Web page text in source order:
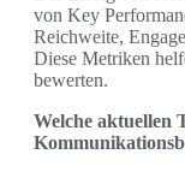
von Key
Reichweite,
Diese Metriken
bewerten.
Welche aktuellen